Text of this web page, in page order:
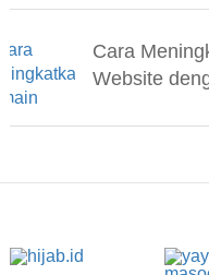
Cara
Website